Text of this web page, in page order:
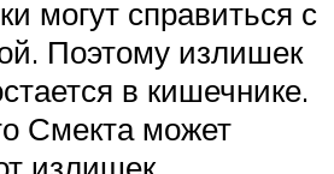
могут справиться с
Поэтому излишек
в кишечнике.
Смекта может